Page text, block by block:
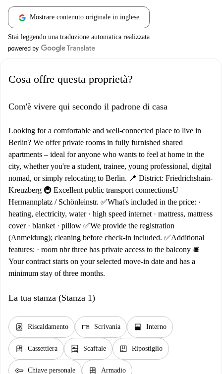
Mostrare contenuto originale in inglese
Stai leggendo una traduzione automatica realizzata
Cosa offre questa proprietà?
Com'è vivere qui secondo il padrone di casa
Looking for a comfortable and well-connected place to live in
Berlin? We offer private rooms in fully furnished shared
apartments – ideal for anyone who wants to feel at home in the
city, whether you're a student, trainee, young professional, digital
nomad, or simply relocating to Berlin. 📍 District: Friedrichshain-
Kreuzberg 🚇 Excellent public transport connectionsU
Hermannplatz / Schönleinstr. ✅What's included in the price: ·
heating, electricity, water · high speed internet · mattress, mattress
cover · blanket · pillow ✅We provide the registration
(Anmeldung); cleaning before check-in included. ✅Additional
features: · room nbr three has private access to the balcony 🛎️
Your contract starts on your selected move-in date and has a
minimum stay of three months.
La tua stanza (Stanza 1)
water_heater Riscaldamento desk Scrivania window_open Interno
dresser Cassettiera shelves Scaffale package Ripostiglio
key Chiave personale dresser Armadio